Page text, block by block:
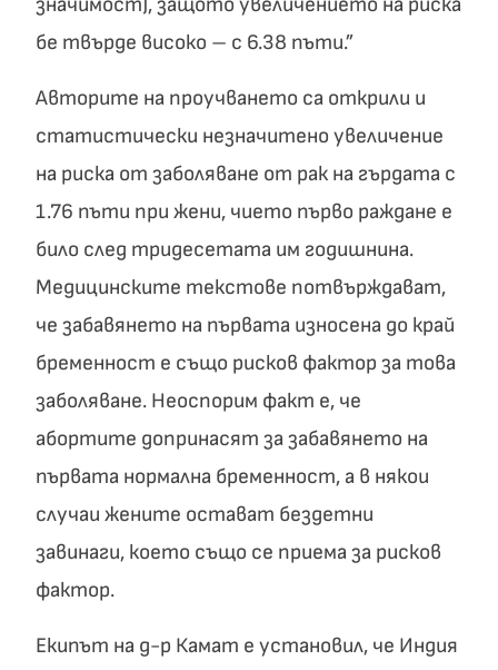
бе твърде високо – с 6.38 пъти.”
Авторите на проучването са открили и
статистически незначитено увеличение
на риска от заболяване от рак на гърдата с
1.76 пъти при жени, чието първо раждане е
било след тридесетата им годишнина.
Медицинските текстове потвърждават,
че забавянето на първата износена до край
бременност е също рисков фактор за това
заболяване. Неоспорим факт е, че
абортите допринасят за забавянето на
първата нормална бременност, а в някои
случаи жените остават бездетни
завинаги, което също се приема за рисков
фактор.
Екипът на д-р Камат е установил, че Индия